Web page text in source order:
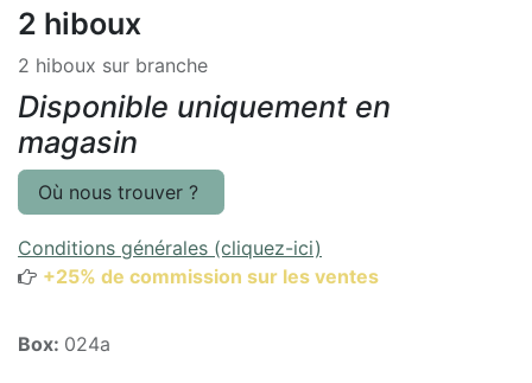
2 hiboux
2 hiboux sur branche
Disponible uniquement en
magasin
Où nous trouver ?
Conditions générales (cliquez-ici)
+25% de commission sur les ventes
Box: 024a